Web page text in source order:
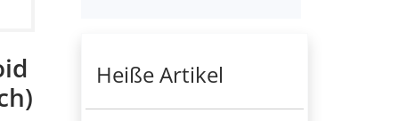
Heiße Artikel